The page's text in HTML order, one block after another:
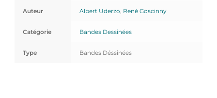
Auteur Albert Uderzo René Goscinny
Catégorie Bandes Dessinées
Type Bandes Déssinées